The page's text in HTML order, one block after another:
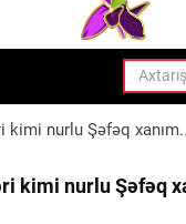
SOSIAL
kimi nurlu Şəfəq